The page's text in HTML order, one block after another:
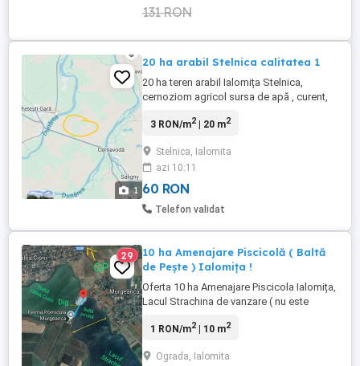
131 RON
1
20 ha arabil Stelnica calitatea 1
20 ha teren arabil Ialomița Stelnica,
cernoziom agricol sursa de apă , curent,
Tel: 0_7_2_6 7_0_6_1_1_9
3 RON/m2| 20 m2
Stelnica, Ialomita
azi 10:11
60 RON
Telefon validat
29
10 ha Amenajare Piscicolă ( Baltă
de Pește ) Ialomița !
Oferta 10 ha Amenajare Piscicola Ialomița,
Lacul Strachina de vanzare ( nu este
dig betonat, ecluza de tip călugăr, baltă
industrial, acvacultura, o balta cu tradiție în
1 RON/m2| 10 m2
Ograda, Ialomita